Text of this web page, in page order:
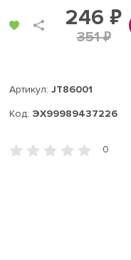
246 ₽
351 ₽
Артикул: JT86001
Код: ЭХ99989437226
0